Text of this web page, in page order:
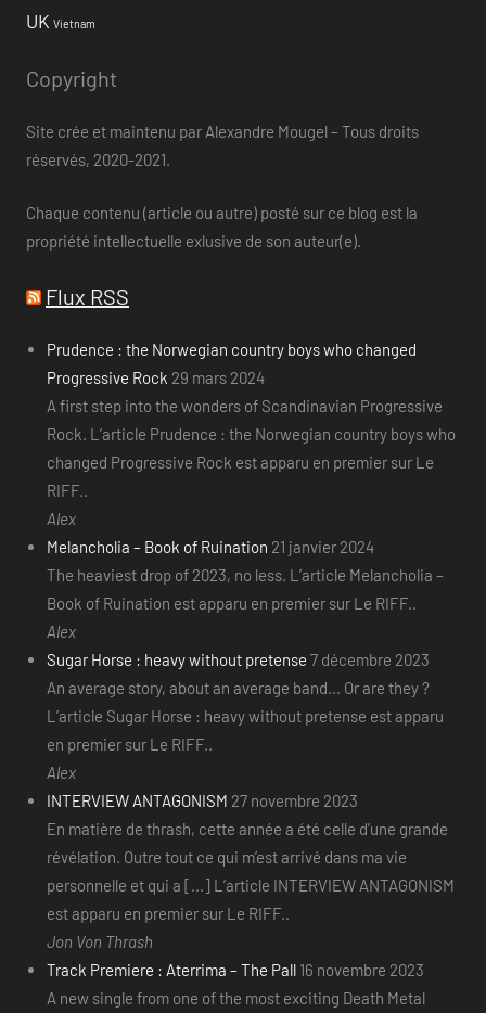
UK Vietnam
Copyright
Site crée et maintenu par Alexandre Mougel – Tous droits
réservés, 2020-2021.
Chaque contenu (article ou autre) posté sur ce blog est la
propriété intellectuelle exlusive de son auteur(e).
Flux RSS
Prudence : the Norwegian country boys who changed
Progressive Rock 29 mars 2024
A first step into the wonders of Scandinavian Progressive
Rock. L’article Prudence : the Norwegian country boys who
changed Progressive Rock est apparu en premier sur Le
RIFF..
Alex
Melancholia – Book of Ruination 21 janvier 2024
The heaviest drop of 2023, no less. L’article Melancholia –
Book of Ruination est apparu en premier sur Le RIFF..
Alex
Sugar Horse : heavy without pretense 7 décembre 2023
An average story, about an average band... Or are they ?
L’article Sugar Horse : heavy without pretense est apparu
en premier sur Le RIFF..
Alex
INTERVIEW ANTAGONISM 27 novembre 2023
En matière de thrash, cette année a été celle d’une grande
révélation. Outre tout ce qui m’est arrivé dans ma vie
personnelle et qui a [...] L’article INTERVIEW ANTAGONISM
est apparu en premier sur Le RIFF..
Jon Von Thrash
Track Premiere : Aterrima – The Pall 16 novembre 2023
A new single from one of the most exciting Death Metal